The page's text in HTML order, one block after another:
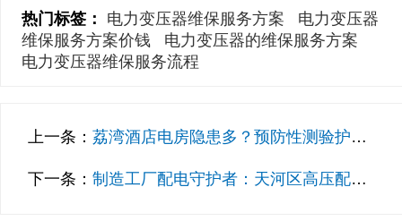
热门标签： 电力变压器维保服务方案
电力变压器
维保服务方案价钱
电力变压器的维保服务方案
电力变压器维保服务流程
上一条： 荔湾酒店电房隐患多？预防性测验护航，杜绝漏电起火
下一条： 制造工厂配电守护者：天河区高压配电站维保公司与地标客户的合作之道